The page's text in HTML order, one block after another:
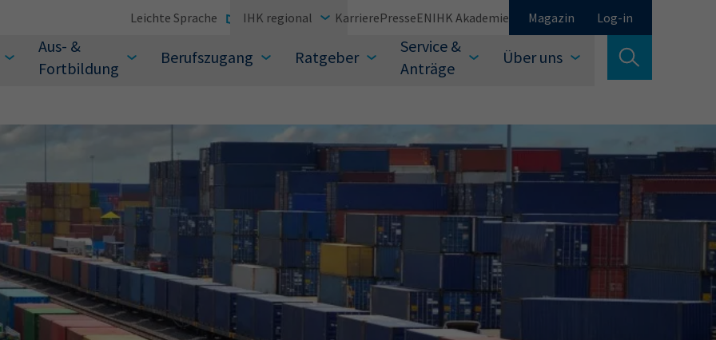
Aus- &
Fortbildung
Berufszugang Ratgeber
Service &
Anträge
Über uns
Leichte Sprache IHK regional KarrierePresseEN IHK Akademie Magazin Log-in
Schließen
Suche verlassen
Sie?
Suchen